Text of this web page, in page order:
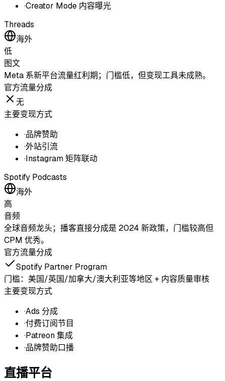
·Creator Mode 内容曝光
Threads
海外
低
图文
Meta 系新平台流量红利期；门槛低，但变现工具未成熟。
官方流量分成
无
主要变现方式
·品牌赞助
·外站引流
·Instagram 矩阵联动
Spotify Podcasts
海外
高
音频
全球音频龙头；播客直接分成是 2024 新政策，门槛较高但
CPM 优秀。
官方流量分成
Spotify Partner Program
门槛： 美国/英国/加拿大/澳大利亚等地区 + 内容质量审核
主要变现方式
·Ads 分成
·付费订阅节目
·Patreon 集成
·品牌赞助口播
直播平台